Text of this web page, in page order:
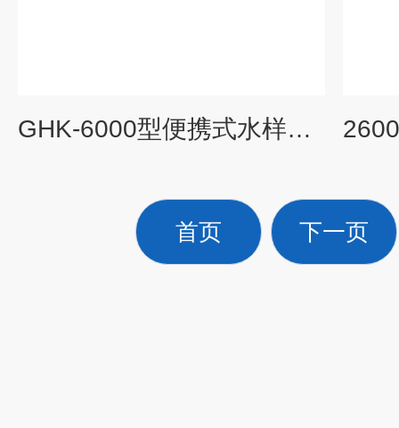
GHK-6000型便携式水样抽滤器
首页 下一页